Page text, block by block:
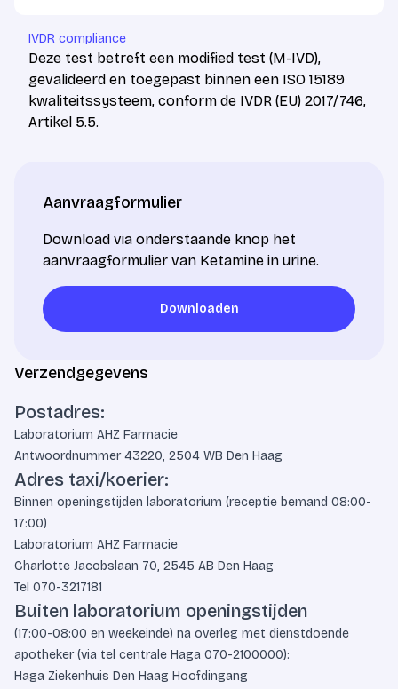
IVDR compliance
Deze test betreft een modified test (M-IVD),
gevalideerd en toegepast binnen een ISO 15189
kwaliteitssysteem, conform de IVDR (EU) 2017/746,
Artikel 5.5.
Aanvraagformulier
Download via onderstaande knop het
aanvraagformulier van Ketamine in urine.
Downloaden
Verzendgegevens
Postadres:
Laboratorium AHZ Farmacie
Antwoordnummer 43220, 2504 WB Den Haag
Adres taxi/koerier:
Binnen openingstijden laboratorium (receptie bemand 08:00-
17:00)
Laboratorium AHZ Farmacie
Charlotte Jacobslaan 70, 2545 AB Den Haag
Tel 070-3217181
Buiten laboratorium openingstijden
(17:00-08:00 en weekeinde) na overleg met dienstdoende
apotheker (via tel centrale Haga 070-2100000):
Haga Ziekenhuis Den Haag Hoofdingang